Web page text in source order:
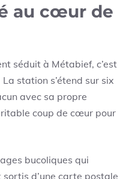
au cœur de
séduit à Métabief, c’est
La station s’étend sur six
avec sa propre
coup de cœur pour
bucoliques qui
d’une carte postale